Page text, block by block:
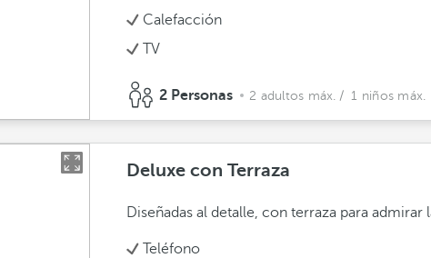
Calefacción
TV
2 Personas 2 adultos máx. / 1 niños máx.
Deluxe con Terraza
Diseñadas al detalle, con terraza para admirar
Teléfono